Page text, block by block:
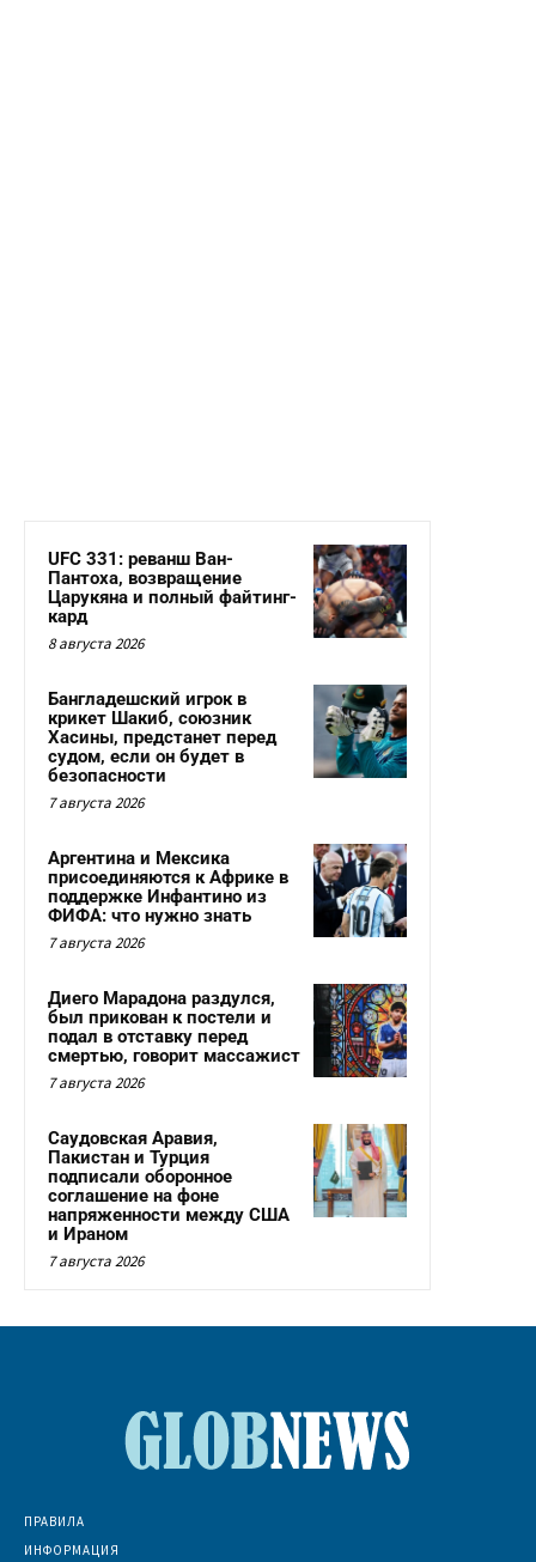
UFC 331: реванш Ван-
Пантоха, возвращение
Царукяна и полный файтинг-
кард
8 августа 2026
Бангладешский игрок в
крикет Шакиб, союзник
Хасины, предстанет перед
судом, если он будет в
безопасности
7 августа 2026
Аргентина и Мексика
присоединяются к Африке в
поддержке Инфантино из
ФИФА: что нужно знать
7 августа 2026
Диего Марадона раздулся,
был прикован к постели и
подал в отставку перед
смертью, говорит массажист
7 августа 2026
Саудовская Аравия,
Пакистан и Турция
подписали оборонное
соглашение на фоне
напряженности между США
и Ираном
7 августа 2026
ПРАВИЛА
ИНФОРМАЦИЯ